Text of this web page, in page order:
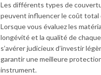
Les différents types de
peuvent influencer le coût total
Lorsque vous évaluez les
longévité et la qualité de
s’avérer judicieux d’investir
garantir une meilleure
instrument.